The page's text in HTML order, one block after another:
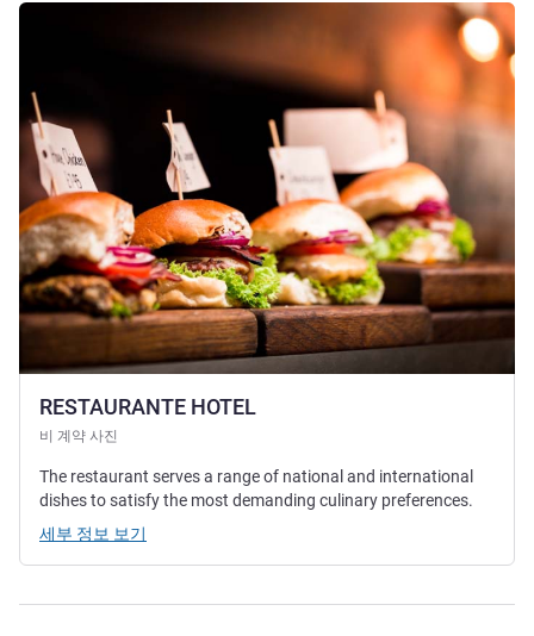
RESTAURANTE HOTEL
비 계약 사진
세부 정보 보기
The restaurant serves a range of national and international
dishes to satisfy the most demanding culinary preferences.
세부 정보 보기